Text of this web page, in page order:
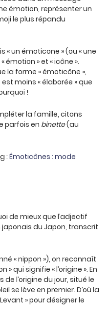
émotion, représenter un
le plus répandu
« un émoticone » (ou « une
» et « icône ».
la forme « émoticône »,
moins « élaborée » que
!
la famille, citons
parfois en binette(au
: Émoticônes : mode
de mieux que l’adjectif
japonais du Japon, transcrit
« nippon »), on reconnaît
» qui signifie « l’origine ». En
l’origine du jour, situé le
se lève en premier. D’où la
» pour désigner le